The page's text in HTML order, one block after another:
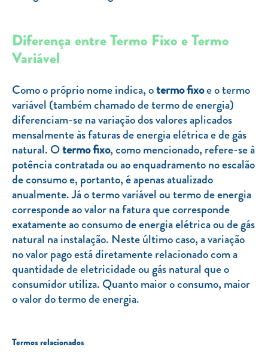
Diferença entre Termo Fixo e Termo
Variável
Como o próprio nome indica, otermo fixoe o termo
variável (também chamado de termo de energia)
diferenciam-se na variação dos valores aplicados
mensalmente às faturas de energia elétrica e de gás
natural. Otermo fixo, como mencionado, refere-se à
potência contratada ou ao enquadramento no escalão
de consumo e, portanto, é apenas atualizado
anualmente. Já o termo variável ou termo de energia
corresponde ao valor na fatura que corresponde
exatamente ao consumo de energia elétrica ou de gás
natural na instalação. Neste último caso, a variação
no valor pago está diretamente relacionado com a
quantidade de eletricidade ou gás natural que o
consumidor utiliza. Quanto maior o consumo, maior
o valor do termo de energia.
Termos relacionados